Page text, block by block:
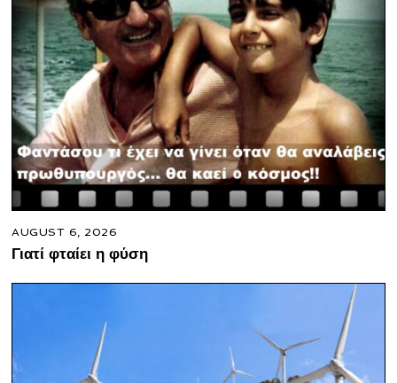
AUGUST 6, 2026
Γιατί φταίει η φύση